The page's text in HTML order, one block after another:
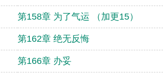
第158章 为了气运 （加更15）
第162章 绝无反悔
第166章 办妥